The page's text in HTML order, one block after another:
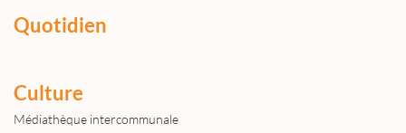
Quotidien
Culture
Médiathèque intercommunale